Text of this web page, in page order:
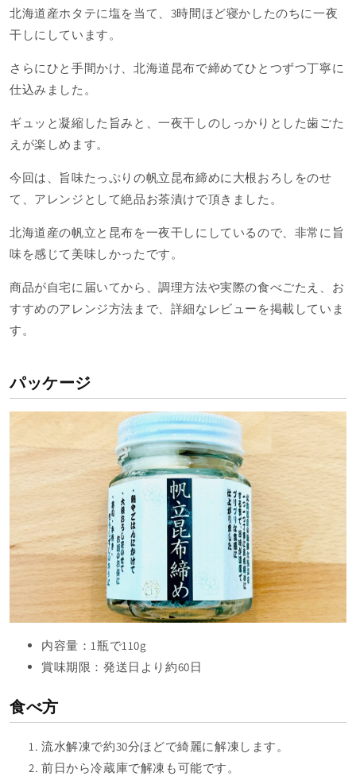
北海道産ホタテに塩を当て、3時間ほど寝かしたのちに一夜
干しにしています。
さらにひと手間かけ、北海道昆布で締めてひとつずつ丁寧に
仕込みました。
ギュッと凝縮した旨みと、一夜干しのしっかりとした歯ごた
えが楽しめます。
今回は、旨味たっぷりの帆立昆布締めに大根おろしをのせ
て、アレンジとして絶品お茶漬けで頂きました。
北海道産の帆立と昆布を一夜干しにしているので、非常に旨
味を感じて美味しかったです。
商品が自宅に届いてから、調理方法や実際の食べごたえ、お
すすめのアレンジ方法まで、詳細なレビューを掲載していま
す。
パッケージ
内容量：1瓶で110g
賞味期限：発送日より約60日
食べ方
流水解凍で約30分ほどで綺麗に解凍します。
前日から冷蔵庫で解凍も可能です。